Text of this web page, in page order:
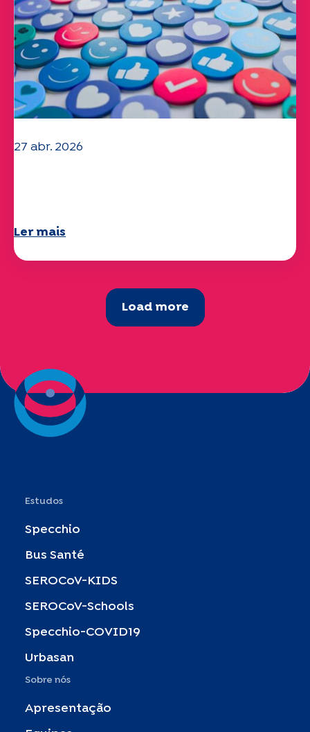
27 abr. 2026
Ler mais
Load more
Estudos
Specchio
Bus Santé
SEROCoV-KIDS
SEROCoV-Schools
Specchio-COVID19
Urbasan
Sobre nós
Apresentação